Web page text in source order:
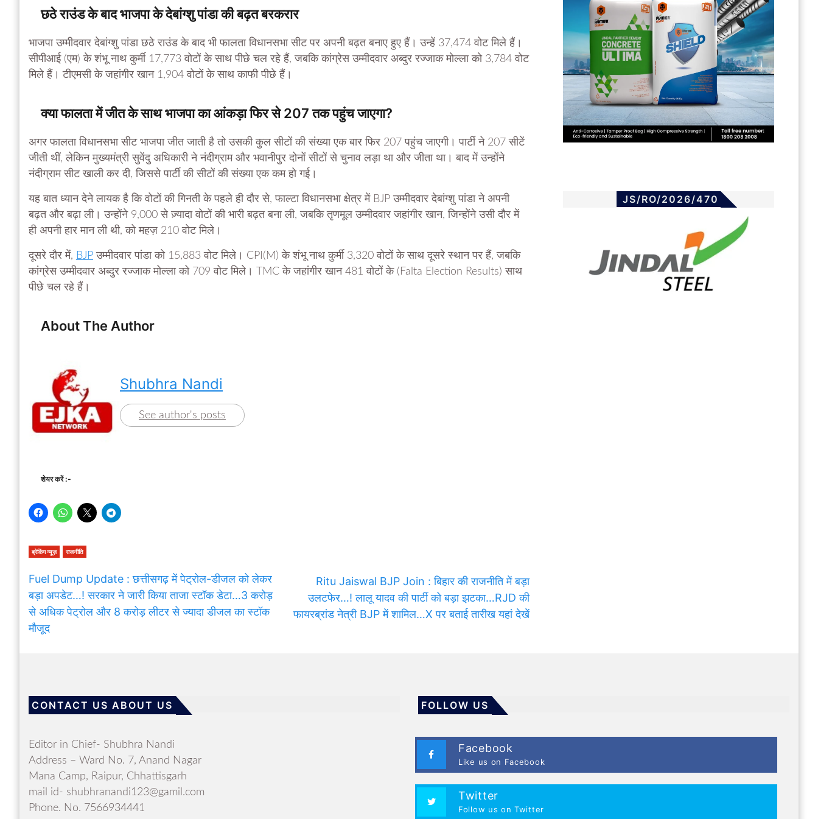
छठे राउंड के बाद भाजपा के देबांग्शु पांडा की बढ़त बरकरार
भाजपा उम्मीदवार देबांग्शु पांडा छठे राउंड के बाद भी फालता विधानसभा सीट पर अपनी बढ़त बनाए हुए हैं। उन्हें 37,474 वोट मिले हैं।
सीपीआई (एम) के शंभू नाथ कुर्मी 17,773 वोटों के साथ पीछे चल रहे हैं, जबकि कांग्रेस उम्मीदवार अब्दुर रज्जाक मोल्ला को 3,784 वोट
मिले हैं। टीएमसी के जहांगीर खान 1,904 वोटों के साथ काफी पीछे हैं।
क्या फालता में जीत के साथ भाजपा का आंकड़ा फिर से 207 तक पहुंच जाएगा?
अगर फालता विधानसभा सीट भाजपा जीत जाती है तो उसकी कुल सीटों की संख्या एक बार फिर 207 पहुंच जाएगी। पार्टी ने 207 सीटें
जीती थीं, लेकिन मुख्यमंत्री सुवेंदु अधिकारी ने नंदीग्राम और भवानीपुर दोनों सीटों से चुनाव लड़ा था और जीता था। बाद में उन्होंने
नंदीग्राम सीट खाली कर दी, जिससे पार्टी की सीटों की संख्या एक कम हो गई।
यह बात ध्यान देने लायक है कि वोटों की गिनती के पहले ही दौर से, फाल्टा विधानसभा क्षेत्र में BJP उम्मीदवार देबांग्शु पांडा ने अपनी
बढ़त और बढ़ा ली। उन्होंने 9,000 से ज़्यादा वोटों की भारी बढ़त बना ली, जबकि तृणमूल उम्मीदवार जहांगीर खान, जिन्होंने उसी दौर में
ही अपनी हार मान ली थी, को महज़ 210 वोट मिले।
दूसरे दौर में, BJP उम्मीदवार पांडा को 15,883 वोट मिले। CPI(M) के शंभू नाथ कुर्मी 3,320 वोटों के साथ दूसरे स्थान पर हैं, जबकि
कांग्रेस उम्मीदवार अब्दुर रज्जाक मोल्ला को 709 वोट मिले। TMC के जहांगीर खान 481 वोटों के (Falta Election Results) साथ
पीछे चल रहे हैं।
About The Author
Shubhra Nandi
See author's posts
शेयर करें :-
ब्रेकिंग न्यूज़ राजनीति
Fuel Dump Update : छत्तीसगढ़ में पेट्रोल-डीजल को लेकर
बड़ा अपडेट…! सरकार ने जारी किया ताजा स्टॉक डेटा…3 करोड़
से अधिक पेट्रोल और 8 करोड़ लीटर से ज्यादा डीजल का स्टॉक
मौजूद
Ritu Jaiswal BJP Join : बिहार की राजनीति में बड़ा
उलटफेर…! लालू यादव की पार्टी को बड़ा झटका…RJD की
फायरब्रांड नेत्री BJP में शामिल…X पर बताई तारीख यहां देखें
JS/RO/2026/470
CONTACT US ABOUT US
Editor in Chief- Shubhra Nandi
Address – Ward No. 7, Anand Nagar
Mana Camp, Raipur, Chhattisgarh
mail id- shubhranandi123@gamil.com
Phone. No. 7566934441
FOLLOW US
Facebook
Like us on Facebook
Twitter
Follow us on Twitter